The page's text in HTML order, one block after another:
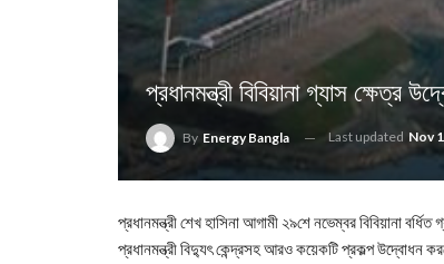
প্রধানমন্ত্রী বিবিয়ানা গ্যাস ক্ষেত্র
By Energy Bangla Last updated Nov
প্রধানমন্ত্রী শেখ হাসিনা আগামী ২৯শে নভেম্বর বিবিয়ানা
প্রধানমন্ত্রী বিদ্যুৎ কেন্দ্রসহ আরও কয়েকটি প্রকল্প উদ্বোধন